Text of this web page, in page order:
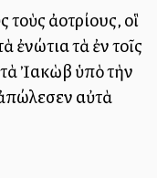
ἀλλοτρίους, οἳ
ἐνώτια τὰ ἐν τοῖς
Ἰακὼβ ὑπὸ τὴν
αὐτὰ